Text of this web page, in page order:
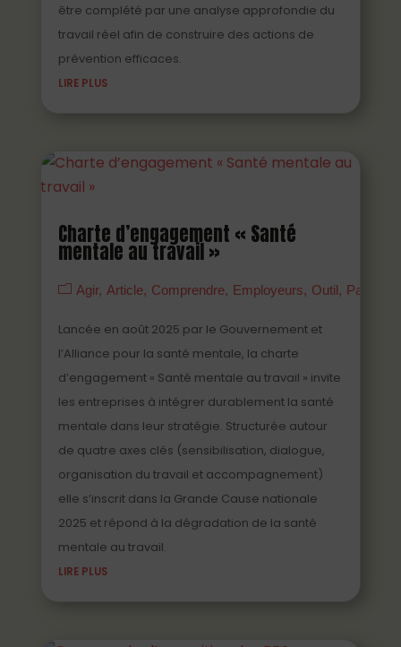
être complété par une analyse approfondie du
travail réel afin de construire des actions de
prévention efficaces.
LIRE PLUS
Charte d’engagement « Santé
mentale au travail »
Agir Article Comprendre Employeurs Outil
Lancée en août 2025 par le Gouvernement et
l’Alliance pour la santé mentale, la charte
d’engagement « Santé mentale au travail » invite
les entreprises à intégrer durablement la santé
mentale dans leur stratégie. Structurée autour
de quatre axes clés (sensibilisation, dialogue,
organisation du travail et accompagnement)
elle s’inscrit dans la Grande Cause nationale
2025 et répond à la dégradation de la santé
mentale au travail.
LIRE PLUS